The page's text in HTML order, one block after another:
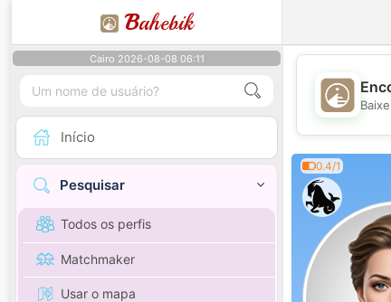
Bahebik
Cairo 2026-08-08 06:11
Início
Pesquisar
Todos os perfis
Matchmaker
Usar o mapa
0.4/1